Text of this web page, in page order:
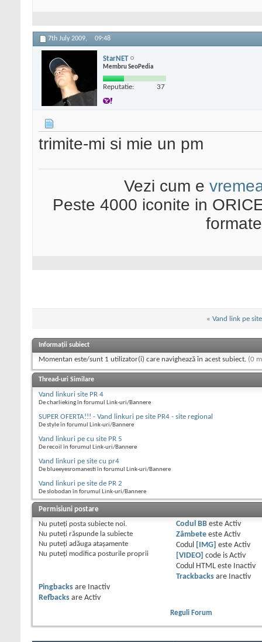
7th July 2009, 09:48
StarNET
Membru SeoPedia
Reputatie: 37
trimite-mi si mie un pm
Vezi cum e
Peste 4000 iconite in
« Vand link pe
Informații subiect
Momentan este/sunt 1 utilizator(i) care navighează în acest subiect. (0
Thread-uri Similare
Vand linkuri site PR 4
De charlieking în forumul Link-uri/Bannere
SUPER OFERTA!!! - Vand linkuri pe site PR4 - site regional
De style în forumul Link-uri/Bannere
Vand linkuri pe cu site PR 5
De recoil în forumul Link-uri/Bannere
Vand linkuri pe site cu pr4
De blueeyesromanesti în forumul Link-uri/Bannere
Vand linkuri pe site de PR 2
De slobodan în forumul Link-uri/Bannere
Permisiuni postare
Nu puteţi posta subiecte noi.
Nu puteţi răspunde la subiecte
Nu puteţi adăuga ataşamente
Nu puteţi modifica posturile proprii
Codul BBeste Activ
Zâmbeteeste Activ
Codul
[IMG] este Activ
[VIDEO] code is Activ
Codul HTML este
Inactiv
Trackbacksare
Inactiv
Pingbacks are
Inactiv
Refbacks are Activ
Reguli Forum